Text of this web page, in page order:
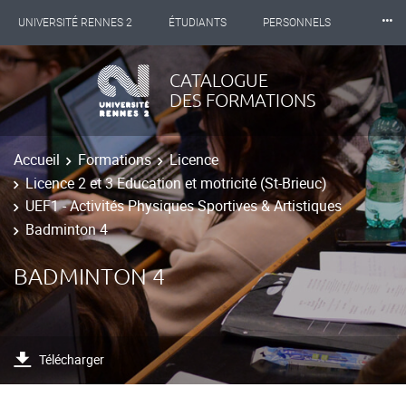
UNIVERSITÉ RENNES 2 ÉTUDIANTS PERSONNELS
INTERNATIONAL PROFESSIONNELS BIBLIOTHÈQUES
LES NOUVELLES DE RENNES 2
⸱⸱⸱
CATALOGUE
DES FORMATIONS
Accueil Formations
Licence
Licence 2 et 3 Education et motricité (St-Brieuc)
UEF1 - Activités Physiques Sportives & Artistiques
Badminton 4
BADMINTON 4
Télécharger